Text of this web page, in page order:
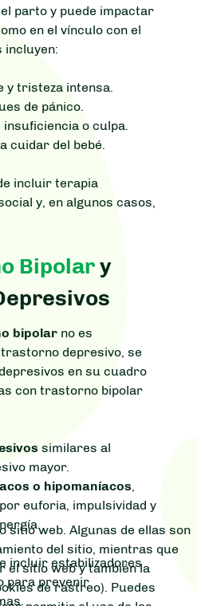
parto y puede impactar
en el vínculo con el
incluyen:
y tristeza intensa.
de pánico.
o culpa.
cuidar del bebé.
incluir terapia
y, en algunos casos,
Bipolary
bipolar no es
depresivo, se
en su cuadro
con trastorno bipolar
similares al
mayor.
o hipomaníacos,
euforia, impulsividad y
incluir estabilizadores
para prevenir
sitio web. Algunas de ellas son
del sitio, mientras que
el sitio web y también la
de rastreo). Puedes